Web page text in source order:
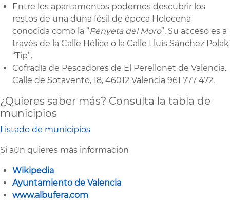
Entre los apartamentos podemos descubrir los
restos de una duna fósil de época Holocena
conocida como la “Penyeta del Moro”. Su acceso es a
través de la Calle Hélice o la Calle Lluís Sánchez Polak
“Tip”.
Cofradía de Pescadores de El Perellonet de Valencia.
Calle de Sotavento, 18, 46012 Valencia 961 777 472.
¿Quieres saber más? Consulta la tabla de
municipios
Listado de municipios
Si aún quieres más información
Wikipedia
Ayuntamiento de Valencia
www.albufera.com